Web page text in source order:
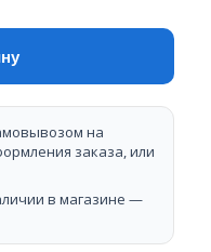
на
заказа, или
в магазине —